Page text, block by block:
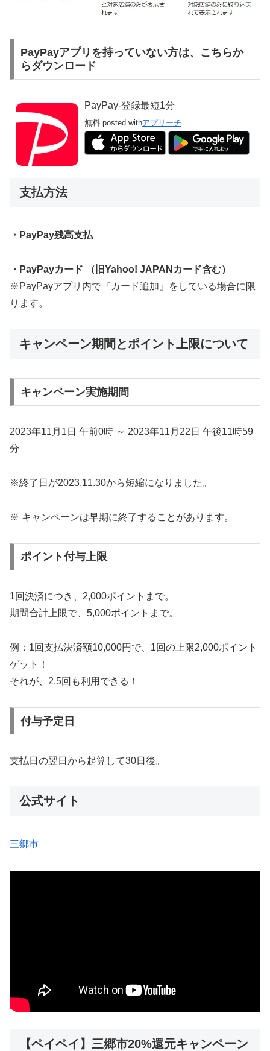
PayPayアプリを持っていない方は、こちらか
らダウンロード
PayPay-登録最短1分
無料 posted withアプリーチ
支払方法
・PayPay残高支払
・PayPayカード （旧Yahoo! JAPANカード含む）
※PayPayアプリ内で『カード追加』をしている場合に限
ります。
キャンペーン期間とポイント上限について
キャンペーン実施期間
2023年11月1日 午前0時 ～ 2023年11月22日 午後11時59
分
※終了日が2023.11.30から短縮になりました。
※ キャンペーンは早期に終了することがあります。
ポイント付与上限
1回決済につき、2,000ポイントまで。
期間合計上限で、5,000ポイントまで。
例：1回支払決済額10,000円で、1回の上限2,000ポイント
ゲット！
それが、2.5回も利用できる！
付与予定日
支払日の翌日から起算して30日後。
公式サイト
三郷市
【ペイペイ】三郷市20%還元キャンペーン